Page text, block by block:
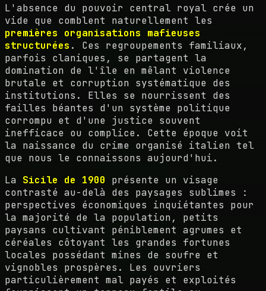
L'absence du pouvoir central royal crée un
vide que comblent naturellement les
premières organisations mafieuses
structurées . Ces regroupements familiaux,
parfois claniques, se partagent la
domination de l'île en mêlant violence
brutale et corruption systématique des
institutions. Elles se nourrissent des
failles béantes d'un système politique
corrompu et d'une justice souvent
inefficace ou complice. Cette époque voit
la naissance du crime organisé italien tel
que nous le connaissons aujourd'hui.
La Sicile de 1900 présente un visage
contrasté au-delà des paysages sublimes :
perspectives économiques inquiétantes pour
la majorité de la population, petits
paysans cultivant péniblement agrumes et
céréales côtoyant les grandes fortunes
locales possédant mines de soufre et
vignobles prospères. Les ouvriers
particulièrement mal payés et exploités